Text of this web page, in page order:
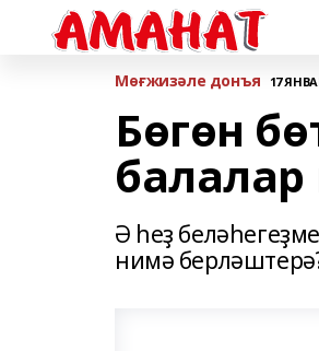
Мөғжизәле донъя 17
Бөгөн
балалар
Ә һеҙ
нимә